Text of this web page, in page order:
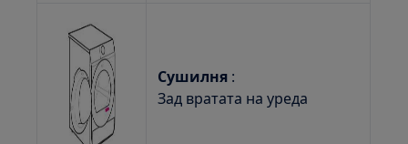
Сушилня :
Зад вратата на уреда